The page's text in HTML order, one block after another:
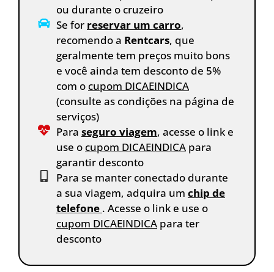
ou durante o cruzeiro
Se for reservar um carro,
recomendo a Rentcars, que
geralmente tem preços muito bons
e você ainda tem desconto de 5%
com o cupom DICAEINDICA
(consulte as condições na página de
serviços)
Para seguro viagem, acesse o link e
use o cupom DICAEINDICA para
garantir desconto
Para se manter conectado durante
a sua viagem, adquira um chip de
telefone . Acesse o link e use o
cupom DICAEINDICA para ter
desconto